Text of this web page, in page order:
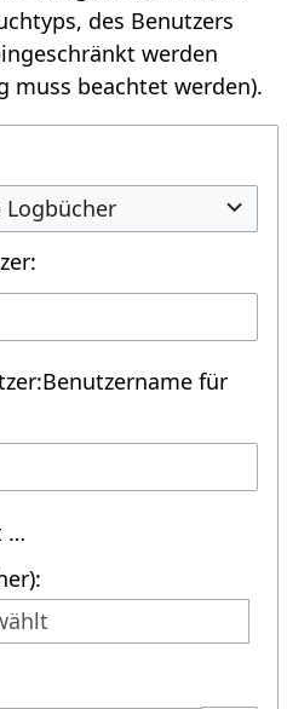
des Benutzers
werden
muss beachtet werden).
für
…